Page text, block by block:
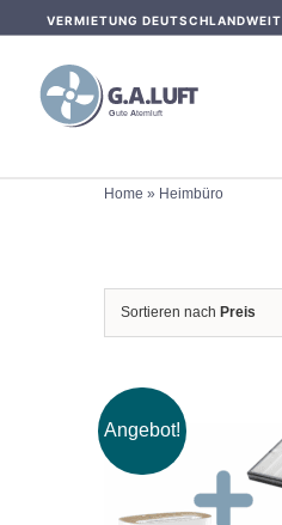
content
VERMIETUNG DEUTSCHLANDWEIT
Home » Heimbüro
Sortieren nach Preis
Angebot!